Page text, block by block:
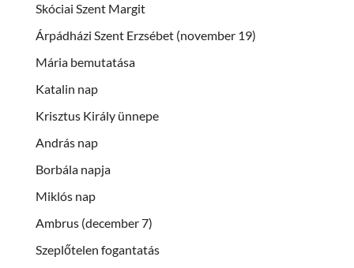
Skóciai Szent Margit
Árpádházi Szent Erzsébet (november 19)
Mária bemutatása
Katalin nap
Krisztus Király ünnepe
András nap
Borbála napja
Miklós nap
Ambrus (december 7)
Szeplőtelen fogantatás